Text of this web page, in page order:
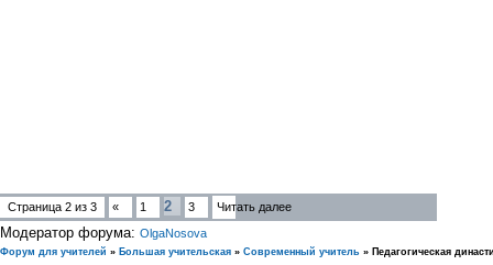
Страница 2 из 3 « 1 2 3 Читать далее
Модератор форума: OlgaNosova
Форум для учителей » Большая учительская » Современный учитель » Педагогическая